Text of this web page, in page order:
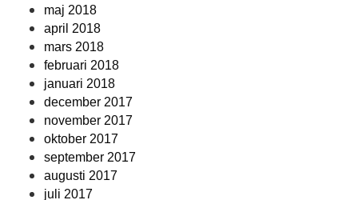
maj 2018
april 2018
mars 2018
februari 2018
januari 2018
december 2017
november 2017
oktober 2017
september 2017
augusti 2017
juli 2017